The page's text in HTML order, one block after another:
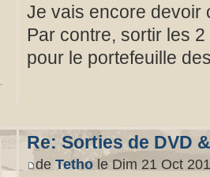
Je vais encore devoir
Par contre, sortir les
pour le portefeuille
Re: Sorties de DVD
de Tethole Dim 21 Oct